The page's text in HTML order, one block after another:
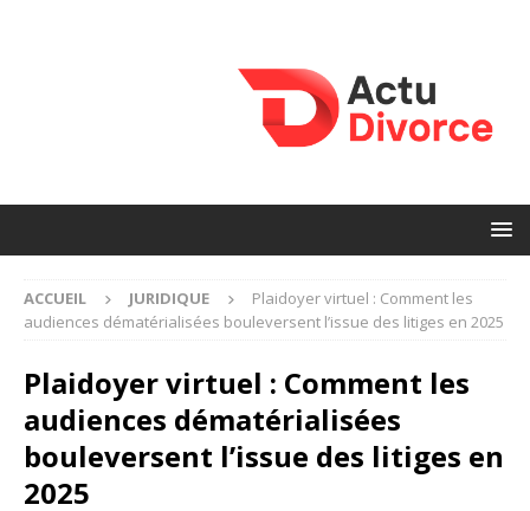
ACCUEIL JURIDIQUE
Plaidoyer virtuel : Comment les
audiences dématérialisées bouleversent l’issue des litiges en 2025
Plaidoyer virtuel : Comment les
audiences dématérialisées
bouleversent l’issue des litiges en
2025